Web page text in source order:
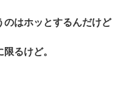
のはホッとするんだけど
るけど。